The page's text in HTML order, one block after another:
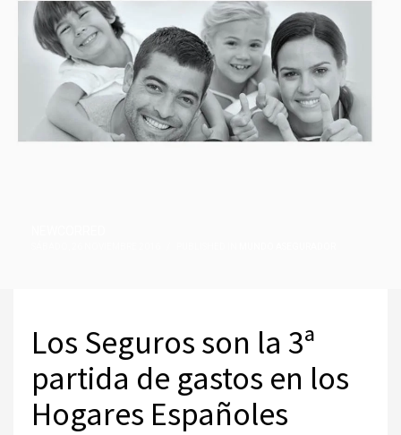
Los Seguros son la 3ª
partida de gastos en los
Hogares Españoles